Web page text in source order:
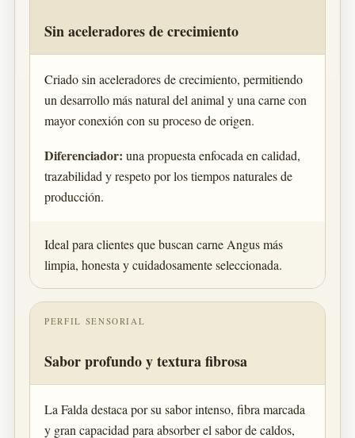
Sin aceleradores de crecimiento
Criado sin aceleradores de crecimiento, permitiendo
un desarrollo más natural del animal y una carne con
mayor conexión con su proceso de origen.
Diferenciador: una propuesta enfocada en calidad,
trazabilidad y respeto por los tiempos naturales de
producción.
Ideal para clientes que buscan carne Angus más
limpia, honesta y cuidadosamente seleccionada.
PERFIL SENSORIAL
Sabor profundo y textura fibrosa
La Falda destaca por su sabor intenso, fibra marcada
y gran capacidad para absorber el sabor de caldos,